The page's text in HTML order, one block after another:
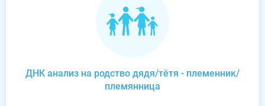
ДНК анализ на родство дядя/тётя - племенник/
племянница